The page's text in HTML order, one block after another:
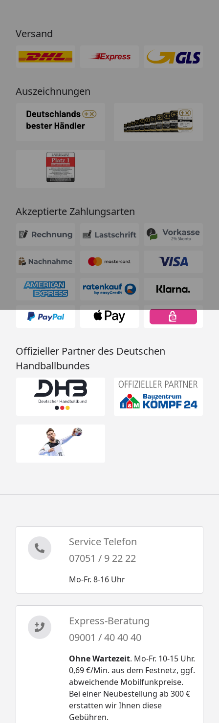
Versand
Auszeichnungen
Akzeptierte Zahlungsarten
Offizieller Partner des Deutschen
Handballbundes
Service Telefon
07051 / 9 22 22
Mo-Fr. 8-16 Uhr
Express-Beratung
09001 / 40 40 40
Ohne Wartezeit. Mo-Fr. 10-15 Uhr.
0,69 €/Min. aus dem Festnetz, ggf.
abweichende Mobilfunkpreise.
Bei einer Neubestellung ab 300 €
erstatten wir Ihnen diese
Gebühren.